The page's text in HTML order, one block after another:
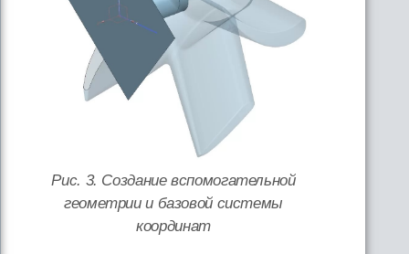
Рис. 3. Создание вспомогательной
геометрии и базовой системы
координат